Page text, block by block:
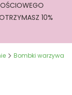
10%
Bombki warzywa